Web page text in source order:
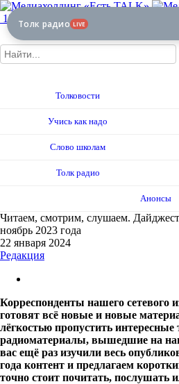
12+
Толковости
Учись как надо
Слово школам
Толк радио
Анонсы
Читаем, смотрим, слушаем.
ноябрь 2023 года
22 января 2024
Редакция
Корреспонденты нашего сетевого
готовят всё новые и новые
лёгкостью пропустить
радиоматериалы, вышедшие на
вас ещё раз изучили весь
года контент и предлагаем
точно стоит почитать, послушать
Толк радио LIVE